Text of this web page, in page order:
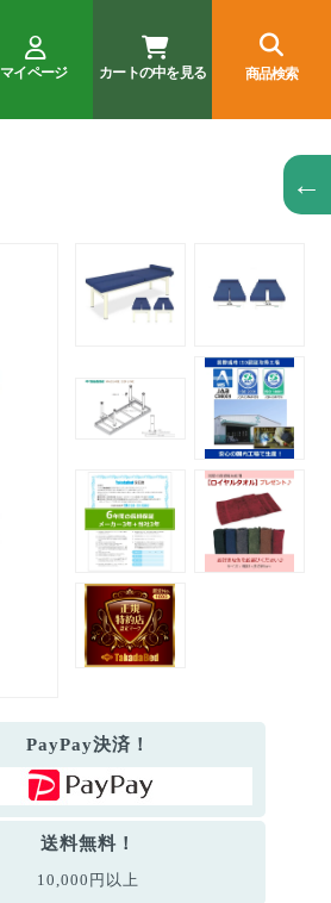
マイページ カートの中を見る 商品検索
←
PayPay決済！
送料無料！
10,000円以上